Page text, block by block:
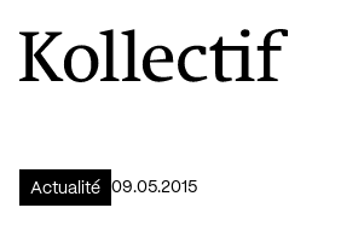
Aller à la page d'accueil
Logo Kollectif
Actualité 09.05.2015